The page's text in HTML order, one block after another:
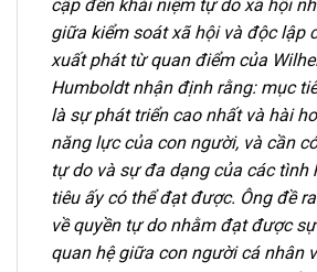
cập đến khái niệm tự do xã hội
giữa kiểm soát xã hội và độc lập
xuất phát từ quan điểm của
Humboldt nhận định rằng: mục
là sự phát triển cao nhất và hài
năng lực của con người, và cần
tự do và sự đa dạng của các tình
tiêu ấy có thể đạt được. Ông đề
về quyền tự do nhằm đạt được
quan hệ giữa con người cá nhân